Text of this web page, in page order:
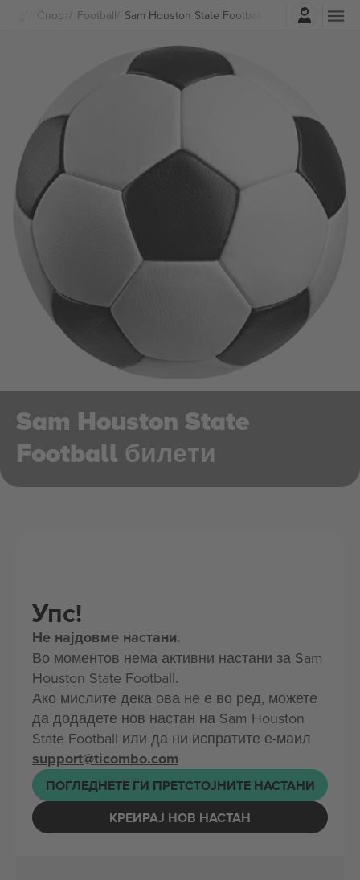
Спорт Football Sam Houston State Football Билети
Најави се
Sam Houston State
Football билети
Упс!
Не најдовме настани.
Во моментов нема активни настани за Sam
Houston State Football.
Ако мислите дека ова не е во ред, можете
да додадете нов настан на Sam Houston
State Football или да ни испратите е-маил
support@ticombo.com
ПОГЛЕДНЕТЕ ГИ ПРЕТСТОЈНИТЕ НАСТАНИ
КРЕИРАЈ НОВ НАСТАН